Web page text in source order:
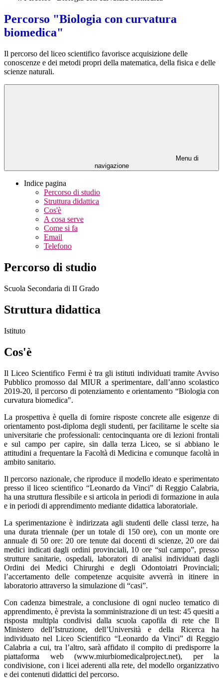
Percorso "Biologia con curvatura
biomedica"
Il percorso del liceo scientifico favorisce acquisizione delle
conoscenze e dei metodi propri della matematica, della fisica e delle
scienze naturali.
Menu di
navigazione
Indice pagina
Percorso di studio
Struttura didattica
Cos'è
A cosa serve
Come si fa
Email
Telefono
Percorso di studio
Scuola Secondaria di II Grado
Struttura didattica
Istituto
Cos'è
Il Liceo Scientifico Fermi è tra gli istituti individuati tramite Avviso
Pubblico promosso dal MIUR a sperimentare, dall’anno scolastico
2019-20, il percorso di potenziamento e orientamento “Biologia con
curvatura biomedica".
La prospettiva è quella di fornire risposte concrete alle esigenze di
orientamento post-diploma degli studenti, per facilitarne le scelte sia
universitarie che professionali: centocinquanta ore di lezioni frontali
e sul campo per capire, sin dalla terza Liceo, se si abbiano le
attitudini a frequentare la Facoltà di Medicina e comunque facoltà in
ambito sanitario.
Il percorso nazionale, che riproduce il modello ideato e sperimentato
presso il liceo scientifico “Leonardo da Vinci” di Reggio Calabria,
ha una struttura flessibile e si articola in periodi di formazione in aula
e in periodi di apprendimento mediante didattica laboratoriale.
La sperimentazione è indirizzata agli studenti delle classi terze, ha
una durata triennale (per un totale di 150 ore), con un monte ore
annuale di 50 ore: 20 ore tenute dai docenti di scienze, 20 ore dai
medici indicati dagli ordini provinciali, 10 ore “sul campo”, presso
strutture sanitarie, ospedali, laboratori di analisi individuati dagli
Ordini dei Medici Chirurghi e degli Odontoiatri Provinciali;
l’accertamento delle competenze acquisite avverrà in itinere in
laboratorio attraverso la simulazione di “casi”.
Con cadenza bimestrale, a conclusione di ogni nucleo tematico di
apprendimento, è prevista la somministrazione di un test: 45 quesiti a
risposta multipla condivisi dalla scuola capofila di rete che Il
Ministero dell’Istruzione, dell’Università e della Ricerca ha
individuato nel Liceo Scientifico “Leonardo da Vinci” di Reggio
Calabria a cui, tra l’altro, sarà affidato il compito di predisporre la
piattaforma web (www.miurbiomedicalproject.net), per la
condivisione, con i licei aderenti alla rete, del modello organizzativo
e dei contenuti didattici del percorso.